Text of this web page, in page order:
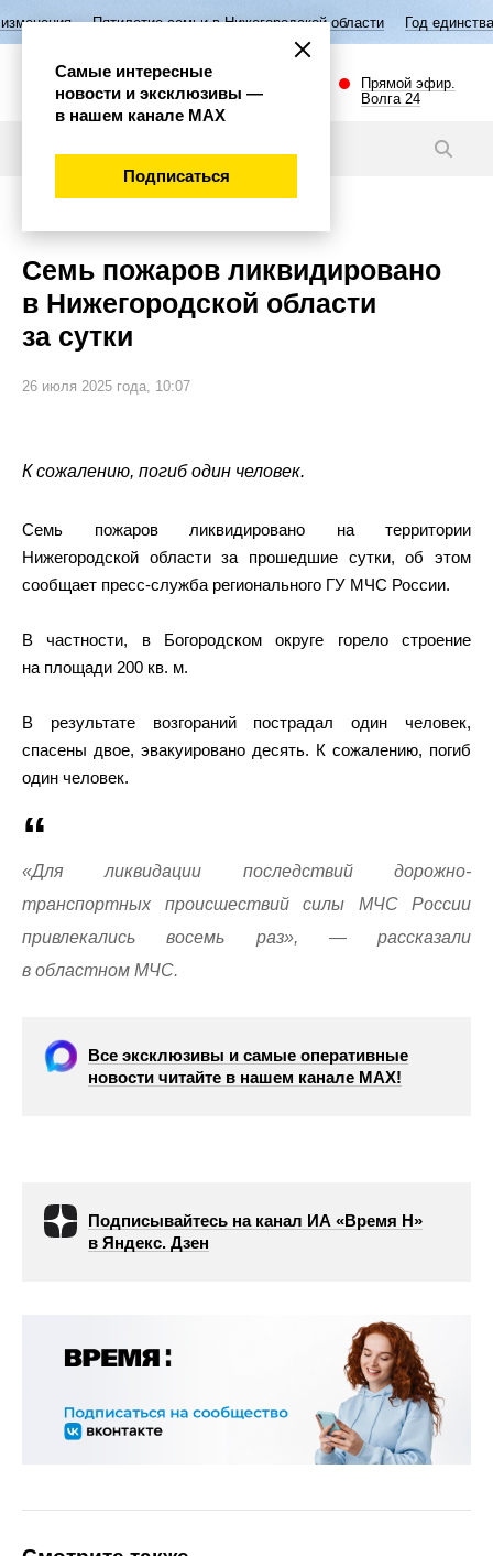
семьи в Нижегородской области Год единства народов России
Прямой эфир.
Волга 24
Семь пожаров ликвидировано
в Нижегородской области
за сутки
26 июля 2025 года, 10:07
К сожалению, погиб один человек.
Семь пожаров ликвидировано на территории
Нижегородской области за прошедшие сутки, об этом
сообщает пресс-служба регионального ГУ МЧС России.
В частности, в Богородском округе горело строение
на площади 200 кв. м.
В результате возгораний пострадал один человек,
спасены двое, эвакуировано десять. К сожалению, погиб
один человек.
«Для ликвидации последствий дорожно-
транспортных происшествий силы МЧС России
привлекались восемь раз», — рассказали
в областном МЧС.
Все эксклюзивы и самые оперативные
новости читайте в нашем канале МАХ!
Подписывайтесь на канал ИА «Время Н»
в Яндекс. Дзен
Самые интересные
новости и эксклюзивы —
в нашем канале МАХ
Подписаться